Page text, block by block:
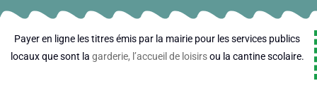
Payer en ligne les titres émis par la mairie pour les services publics
locaux que sont la garderie, l’accueil de loisirsou la cantine scolaire.